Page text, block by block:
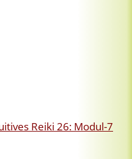
Reiki 26: Modul-7